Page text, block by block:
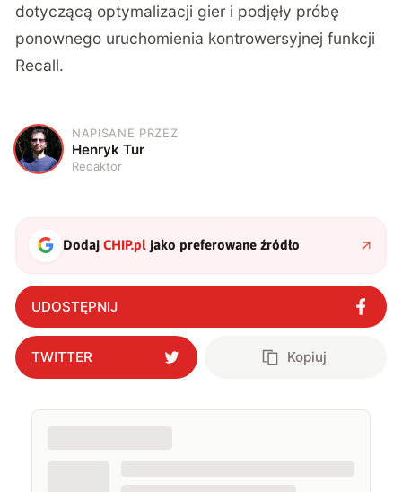
dotyczącą optymalizacji gier i podjęły próbę
ponownego uruchomienia kontrowersyjnej funkcji
Recall.
H
NAPISANE PRZEZ
Henryk Tur
Redaktor
DodajCHIP.pl jako preferowane źródło
UDOSTĘPNIJ
TWITTER Kopiuj